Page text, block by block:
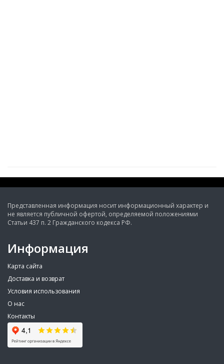
Представленная информация носит информационный характер и
не является публичной офертой, определяемой положениями
Статьи 437 п. 2 Гражданского кодекса РФ.
Информация
Карта сайта
Доставка и возврат
Условия использования
О нас
Контакты